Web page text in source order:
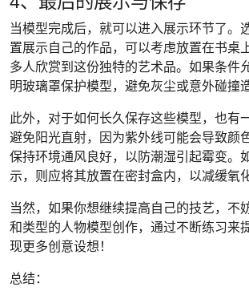
当模型完成后，就可以进入展示环节了。
置展示自己的作品，可以考虑放置在书桌
多人欣赏到这份独特的艺术品。如果条件
明玻璃罩保护模型，避免灰尘或意外碰撞
此外，对于如何长久保存这些模型，也有
避免阳光直射，因为紫外线可能会导致颜
保持环境通风良好，以防潮湿引起霉变。
示，则应将其放置在密封盒内，以减缓氧
当然，如果你想继续提高自己的技艺，不
和类型的人物模型创作，通过不断练习来
现更多创意设想！
总结：